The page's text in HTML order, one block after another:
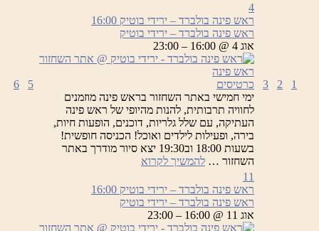
1
2
3
4
ראש פינה בולברד – ירידי בוטיק 16:00
ראש פינה בולברד – ירידי בוטיק
אוג 4 @ 16:00 – 23:00
כרטיסים
ימי חמישי באתר השחזור בראש פינה מוזמנים
לחוויה תרבותית, להנות מהיופי של ראש פינה
העתיקה, עם שלל גלריות, דוכנים, הופעות חיות,
בירה, ופעילות לילדים ואוכל! הכניסה חופשית!
בשעות 18:00 וב19:30 יצא סיור מודרך באתר
השחזור … להמשיך לקרוא
בולברד
–
ירידי
בוטיק
5
6
11
ראש פינה בולברד – ירידי בוטיק 16:00
ראש פינה בולברד – ירידי בוטיק
אוג 11 @ 16:00 – 23:00